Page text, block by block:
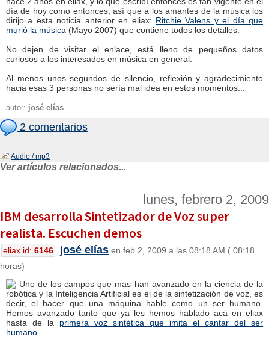
día de hoy como entonces, así que a los amantes de la música los
dirijo a esta noticia anterior en eliax: Ritchie Valens y el día que
murió la música (Mayo 2007) que contiene todos los detalles.
No dejen de visitar el enlace, está lleno de pequeños datos
curiosos a los interesados en música en general.
Al menos unos segundos de silencio, reflexión y agradecimiento
hacia esas 3 personas no sería mal idea en estos momentos...
autor: josé elías
2 comentarios
Audio / mp3
Ver artículos relacionados...
lunes, febrero 2, 2009
IBM desarrolla Sintetizador de Voz super
realista. Escuchen demos
eliax id: 6146 josé elías en feb 2, 2009 a las 08:18 AM ( 08:18
horas)
Uno de los campos que mas han avanzado en la ciencia de la
robótica y la Inteligencia Artificial es el de la sintetización de voz, es
decir, el hacer que una máquina hable como un ser humano.
Hemos avanzado tanto que ya les hemos hablado acá en eliax
hasta de la primera voz sintética que imita el cantar del ser
humano